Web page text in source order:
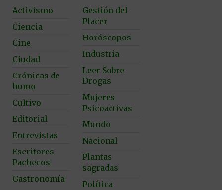
Activismo
Ciencia
Cine
Ciudad
Crónicas de
humo
Cultivo
Editorial
Entrevistas
Escritores
Pachecos
Gastronomía
Gestión del
Placer
Horóscopos
Industria
Leer Sobre
Drogas
Mujeres
Psicoactivas
Mundo
Nacional
Plantas
sagradas
Política